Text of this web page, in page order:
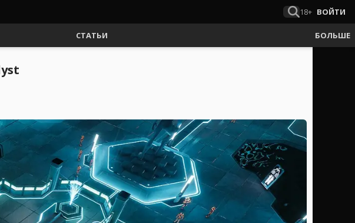
18+ ВОЙТИ
СТАТЬИ БОЛЬШЕ